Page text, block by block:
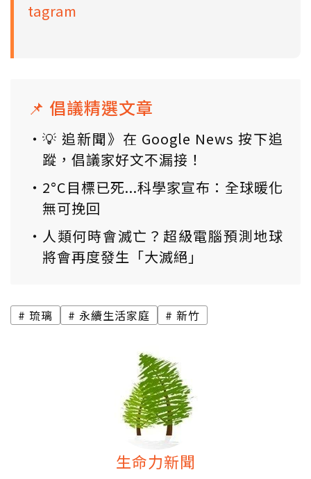
tagram
📌 倡議精選文章
💡 追新聞》在 Google News 按下追
蹤，倡議家好文不漏接！
2°C目標已死...科學家宣布：全球暖化
無可挽回
人類何時會滅亡？超級電腦預測地球
將會再度發生「大滅絕」
琉璃 永續生活家庭 新竹
生命力新聞